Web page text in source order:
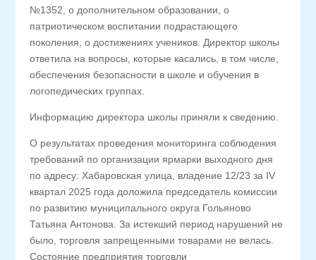
№1352, о дополнительном образовании, о
патриотическом воспитании подрастающего
поколения, о достижениях учеников. Директор школы
ответила на вопросы, которые касались, в том числе,
обеспечения безопасности в школе и обучения в
логопедических группах.
Информацию директора школы приняли к сведению.
О результатах проведения мониторинга соблюдения
требований по организации ярмарки выходного дня
по адресу: Хабаровская улица, владение 12/23 за IV
квартал 2025 года доложила председатель комиссии
по развитию муниципального округа Гольяново
Татьяна Антонова. За истекший период нарушений не
было, торговля запрещенными товарами не велась.
Состояние предприятия торговли